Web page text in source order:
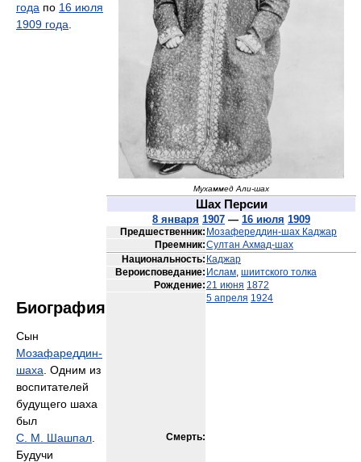
Мухаммед Али-шах
Шах Персии
8 января 1907 — 16 июля 1909
Предшественник: Мозафереддин-шах Каджар
Преемник:Султан Ахмад-шах
Национальность: Каджар
Вероисповедание: Ислам, шиитского толка
Рождение:21 июня 1872
Смерть:
5 апреля 1924
года по 16 июля
1909 года
Биография
Сын
Мозафареддин-
шаха . Одним из
воспитателей
будущего шаха
был
С. М. Шашпал
Будучи